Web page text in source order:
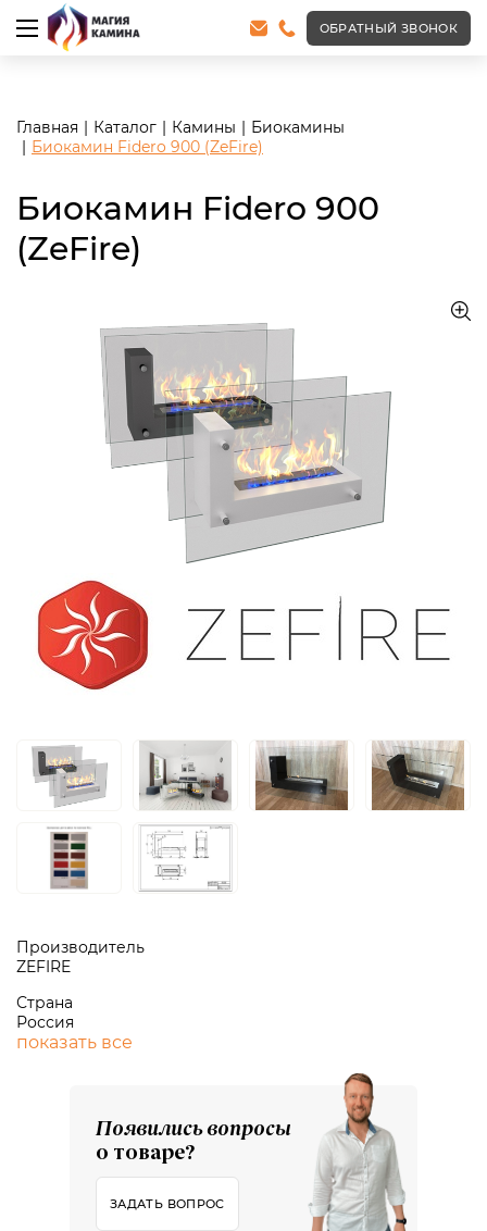
<meta name="robots" content="noindex, follow"/>
ОБРАТНЫЙ ЗВОНОК
Главная Каталог Камины
Биокамины
Биокамин Fidero 900 (ZeFire)
Биокамин Fidero 900
(ZeFire)
Производитель
ZEFIRE
Страна
Россия
показать все
Появились вопросы
о товаре?
ЗАДАТЬ ВОПРОС